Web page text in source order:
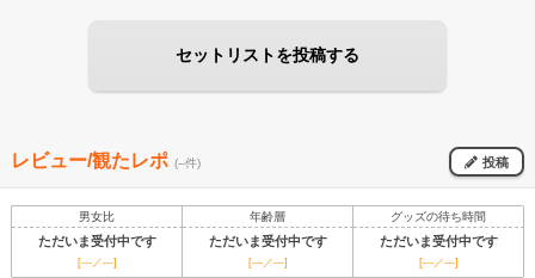
セットリストを投稿する
レビュー/観たレポ (--件) 投稿
男女比 年齢層 グッズの待ち時間
ただいま受付中です ただいま受付中です ただいま受付中です
[---／---] [---／---] [---／---]